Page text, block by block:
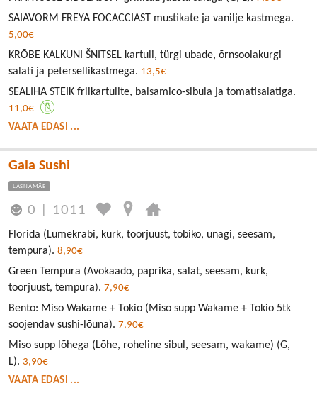
SAIAVORM FREYA FOCACCIAST mustikate ja vanilje kastmega.
5,00€
KRÕBE KALKUNI ŠNITSEL kartuli, türgi ubade, õrnsoolakurgi
salati ja petersellikastmega. 13,5€
SEALIHA STEIK friikartulite, balsamico-sibula ja tomatisalatiga.
11,0€
VAATA EDASI ...
Gala Sushi
LASNAMÄE
0 1011
Florida (Lumekrabi, kurk, toorjuust, tobiko, unagi, seesam,
tempura). 8,90€
Green Tempura (Avokaado, paprika, salat, seesam, kurk,
toorjuust, tempura). 7,90€
Bento: Miso Wakame + Tokio (Miso supp Wakame + Tokio 5tk
soojendav sushi-lõuna). 7,90€
Miso supp lõhega (Lõhe, roheline sibul, seesam, wakame) (G,
L). 3,90€
VAATA EDASI ...